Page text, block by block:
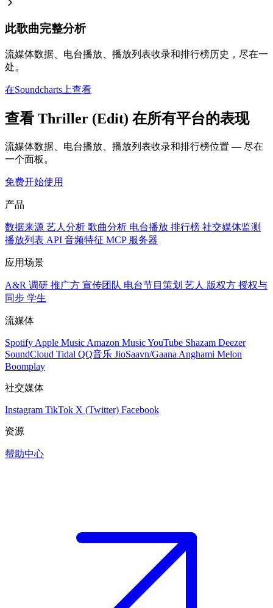
此歌曲完整分析
流媒体数据、电台播放、播放列表收录和排行榜历史，尽在一
处。
在Soundcharts上查看
查看 Thriller (Edit) 在所有平台的表现
流媒体数据、电台播放、播放列表收录和排行榜位置 — 尽在
一个面板。
免费开始使用
产品
数据来源 艺人分析 歌曲分析 电台播放 排行榜 社交媒体监测
播放列表 API 音频特征 MCP 服务器
应用场景
A&R 调研 推广方 宣传团队 电台节目策划 艺人 版权方 授权与
同步 学生
流媒体
Spotify Apple Music Amazon MusicYouTube Shazam Deezer
SoundCloud Tidal QQ音乐 JioSaavn/Gaana Anghami Melon
Boomplay
社交媒体
Instagram TikTok X (Twitter) Facebook
资源
帮助中心